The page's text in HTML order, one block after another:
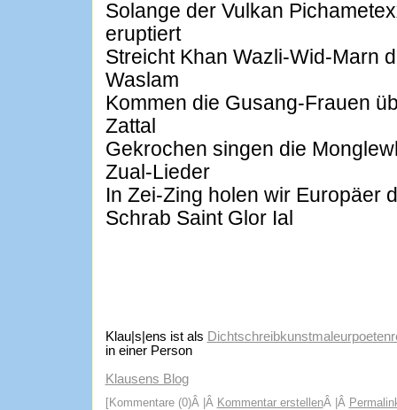
Solange der Vulkan
eruptiert
Streicht Khan Wazli-Wid-Marn
Waslam
Kommen die Gusang-Frauen
Zattal
Gekrochen singen die
Zual-Lieder
In Zei-Zing holen wir Europäer
Schrab Saint Glor Ial
Klau|s|ens ist als
in einer Person
Klausens Blog
[Kommentare (0)Â |Â Kommentar erstellenÂ |Â